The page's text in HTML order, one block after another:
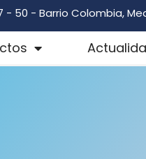
- 50 - Barrio Colombia,